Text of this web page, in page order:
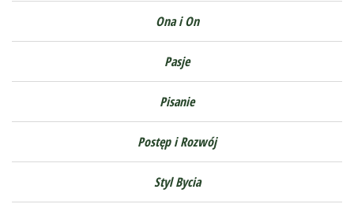
Ona i On
Pasje
Pisanie
Postęp i Rozwój
Styl Bycia